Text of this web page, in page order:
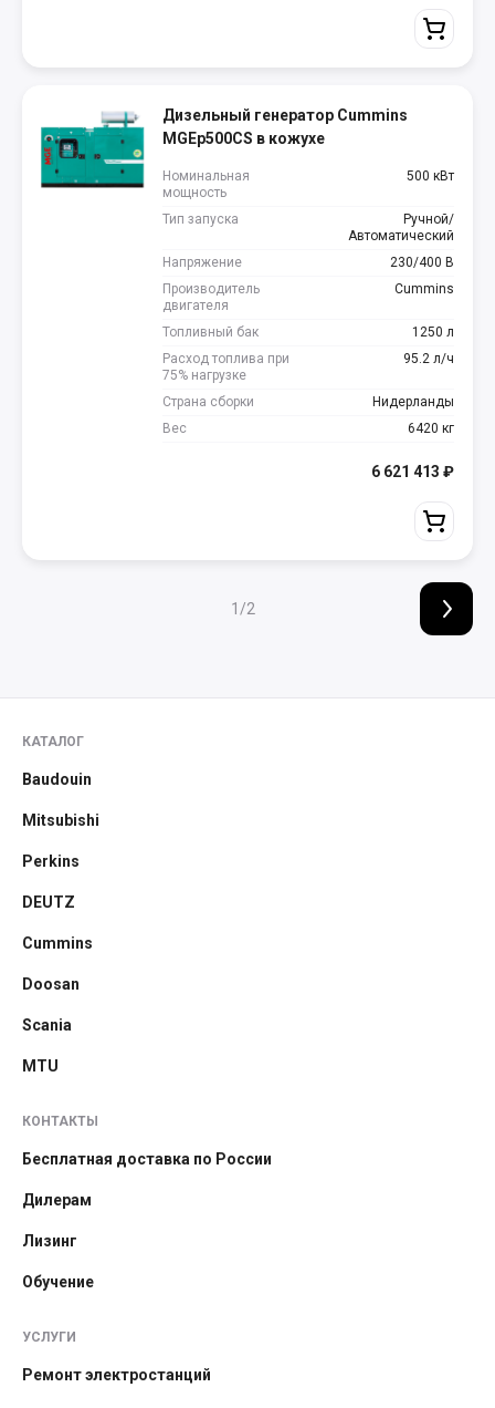
Дизельный генератор Cummins
MGEp500CS в кожухе
Номинальная
мощность
500 кВт
Тип запуска
Ручной/
Автоматический
Напряжение
230/400 В
Производитель
двигателя
Cummins
Топливный бак
1250 л
Расход топлива при
75% нагрузке
95.2 л/ч
Страна сборки
Нидерланды
Вес
6420 кг
6 621 413 ₽
1/2
КАТАЛОГ
Baudouin
Mitsubishi
Perkins
DEUTZ
Cummins
Doosan
Scania
MTU
КОНТАКТЫ
Бесплатная доставка по России
Дилерам
Лизинг
Обучение
УСЛУГИ
Ремонт электростанций